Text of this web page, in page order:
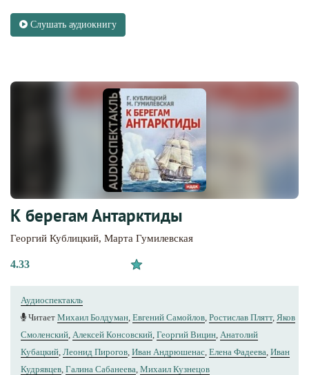
Слушать аудиокнигу
К берегам Антарктиды
Георгий Кублицкий, Марта Гумилевская
4.33
Аудиоспектакль
Читает Михаил Болдуман, Евгений Самойлов, Ростислав Плятт, Яков
Смоленский, Алексей Консовский, Георгий Вицин, Анатолий
Кубацкий, Леонид Пирогов, Иван Андрюшенас, Елена Фадеева, Иван
Кудрявцев, Галина Сабанеева, Михаил Кузнецов